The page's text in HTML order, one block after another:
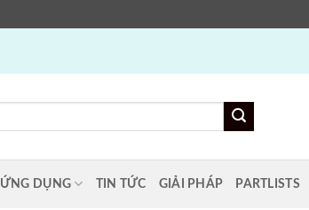
ỨNG DỤNG TIN TỨC GIẢI PHÁP PARTLISTS